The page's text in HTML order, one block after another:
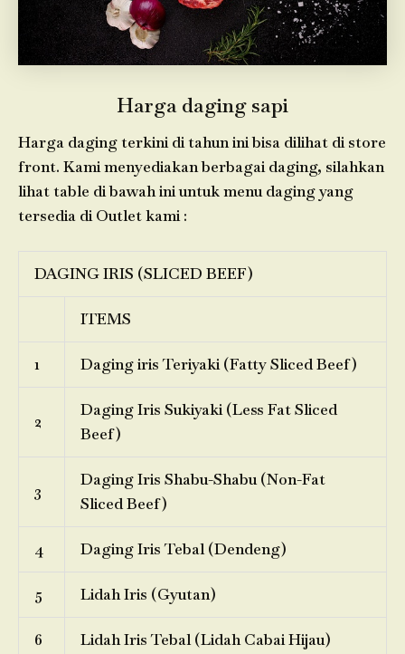
Harga daging sapi
Harga daging terkini di tahun ini bisa dilihat di store
front. Kami menyediakan berbagai daging, silahkan
lihat table di bawah ini untuk menu daging yang
tersedia di Outlet kami :
DAGING IRIS (SLICED BEEF)
ITEMS
1 Daging iris Teriyaki (Fatty Sliced Beef)
2
Daging Iris Sukiyaki (Less Fat Sliced
Beef)
3
Daging Iris Shabu-Shabu (Non-Fat
Sliced Beef)
4 Daging Iris Tebal (Dendeng)
5 Lidah Iris (Gyutan)
6 Lidah Iris Tebal (Lidah Cabai Hijau)